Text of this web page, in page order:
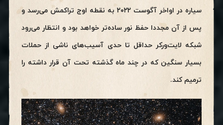
سیاره در اواخر آگوست ۲۰۲۲ به نقطه اوج تراکمش می‌رسد و
پس از آن مجددا حفظ نور ساده‌تر خواهد بود و انتظار می‌رود
شبکه لایت‌ورکر حداقل تا حدی آسیب‌های ناشی از حملات
بسیار سنگین که در چند ماه گذشته تحت آن قرار داشته را
ترمیم کند.